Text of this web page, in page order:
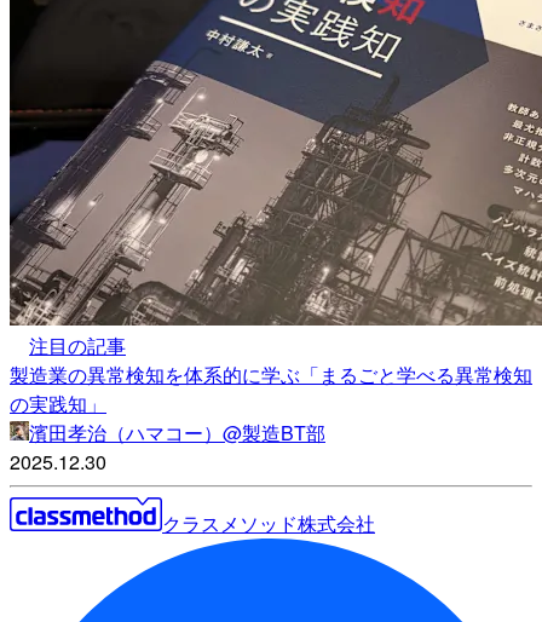
注目の記事
製造業の異常検知を体系的に学ぶ「まるごと学べる異常検知
の実践知」
濱田孝治（ハマコー）@製造BT部
2025.12.30
クラスメソッド株式会社